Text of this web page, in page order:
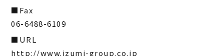
Fax
06-6488-6109
URL
http://www.izumi-group.co.jp